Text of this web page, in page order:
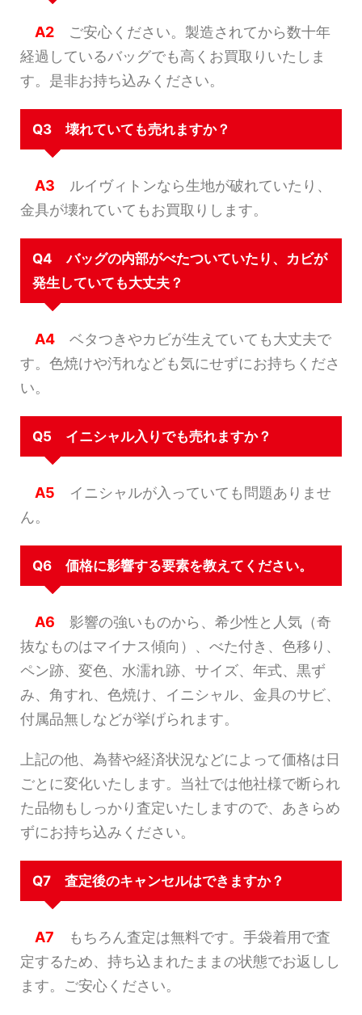
A2 ご安心ください。製造されてから数十年
経過しているバッグでも高くお買取りいたしま
す。是非お持ち込みください。
Q3 壊れていても売れますか？
A3 ルイヴィトンなら生地が破れていたり、
金具が壊れていてもお買取りします。
Q4 バッグの内部がべたついていたり、カビが
発生していても大丈夫？
A4 ベタつきやカビが生えていても大丈夫で
す。色焼けや汚れなども気にせずにお持ちくださ
い。
Q5 イニシャル入りでも売れますか？
A5 イニシャルが入っていても問題ありませ
ん。
Q6 価格に影響する要素を教えてください。
A6 影響の強いものから、希少性と人気（奇
抜なものはマイナス傾向）、べた付き、色移り、
ペン跡、変色、水濡れ跡、サイズ、年式、黒ず
み、角すれ、色焼け、イニシャル、金具のサビ、
付属品無しなどが挙げられます。
上記の他、為替や経済状況などによって価格は日
ごとに変化いたします。当社では他社様で断られ
た品物もしっかり査定いたしますので、あきらめ
ずにお持ち込みください。
Q7 査定後のキャンセルはできますか？
A7 もちろん査定は無料です。手袋着用で査
定するため、持ち込まれたままの状態でお返しし
ます。ご安心ください。